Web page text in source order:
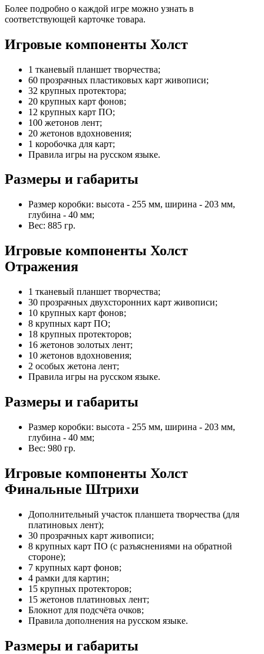
Более подробно о каждой игре можно узнать в
соответствующей карточке товара.
Игровые компоненты Холст
1 тканевый планшет творчества;
60 прозрачных пластиковых карт живописи;
32 крупных протектора;
20 крупных карт фонов;
12 крупных карт ПО;
100 жетонов лент;
20 жетонов вдохновения;
1 коробочка для карт;
Правила игры на русском языке.
Размеры и габариты
Размер коробки: высота - 255 мм, ширина - 203 мм,
глубина - 40 мм;
Вес: 885 гр.
Игровые компоненты Холст
Отражения
1 тканевый планшет творчества;
30 прозрачных двухсторонних карт живописи;
10 крупных карт фонов;
8 крупных карт ПО;
18 крупных протекторов;
16 жетонов золотых лент;
10 жетонов вдохновения;
2 особых жетона лент;
Правила игры на русском языке.
Размеры и габариты
Размер коробки: высота - 255 мм, ширина - 203 мм,
глубина - 40 мм;
Вес: 980 гр.
Игровые компоненты Холст
Финальные Штрихи
Дополнительный участок планшета творчества (для
платиновых лент);
30 прозрачных карт живописи;
8 крупных карт ПО (с разъяснениями на обратной
стороне);
7 крупных карт фонов;
4 рамки для картин;
15 крупных протекторов;
15 жетонов платиновых лент;
Блокнот для подсчёта очков;
Правила дополнения на русском языке.
Размеры и габариты